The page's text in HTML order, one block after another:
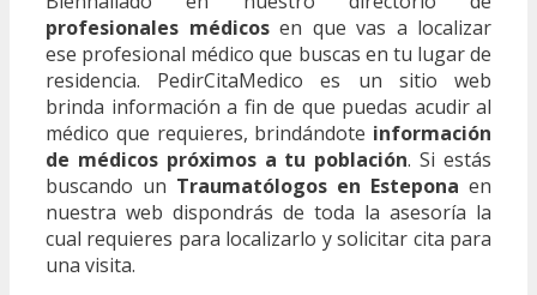
profesionales médicosen que vas a localizar
ese profesional médico que buscas en tu lugar de
residencia. PedirCitaMedico es un sitio web
brinda información a fin de que puedas acudir al
médico que requieres, brindándote información
de médicos próximos a tu población. Si estás
buscando un Traumatólogos en Estepona en
nuestra web dispondrás de toda la asesoría la
cual requieres para localizarlo y solicitar cita para
una visita.